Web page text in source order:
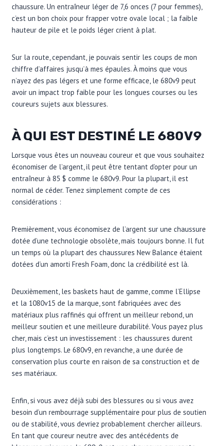
chaussure. Un entraîneur léger de 7,6 onces (7 pour femmes),
c’est un bon choix pour frapper votre ovale local ; la faible
hauteur de pile et le poids léger crient à plat.
Sur la route, cependant, je pouvais sentir les coups de mon
chiffre d’affaires jusqu’à mes épaules. À moins que vous
n’ayez des pas légers et une forme efficace, le 680v9 peut
avoir un impact trop faible pour les longues courses ou les
coureurs sujets aux blessures.
À QUI EST DESTINÉ LE 680V9
Lorsque vous êtes un nouveau coureur et que vous souhaitez
économiser de l’argent, il peut être tentant d’opter pour un
entraîneur à 85 $ comme le 680v9. Pour la plupart, il est
normal de céder. Tenez simplement compte de ces
considérations :
Premièrement, vous économisez de l’argent sur une chaussure
dotée d’une technologie obsolète, mais toujours bonne. Il fut
un temps où la plupart des chaussures New Balance étaient
dotées d’un amorti Fresh Foam, donc la crédibilité est là.
Deuxièmement, les baskets haut de gamme, comme l’Ellipse
et la 1080v15 de la marque, sont fabriquées avec des
matériaux plus raffinés qui offrent un meilleur rebond, un
meilleur soutien et une meilleure durabilité. Vous payez plus
cher, mais c’est un investissement : les chaussures durent
plus longtemps. Le 680v9, en revanche, a une durée de
conservation plus courte en raison de sa construction et de
ses matériaux.
Enfin, si vous avez déjà subi des blessures ou si vous avez
besoin d’un rembourrage supplémentaire pour plus de soutien
ou de stabilité, vous devriez probablement chercher ailleurs.
En tant que coureur neutre avec des antécédents de